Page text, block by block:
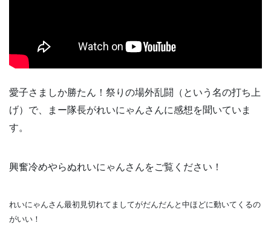
愛子さましか勝たん！祭りの場外乱闘（という名の打ち上
げ）で、まー隊長がれいにゃんさんに感想を聞いていま
す。
興奮冷めやらぬれいにゃんさんをご覧ください！
れいにゃんさん最初見切れてましてがだんだんと中ほどに動いてくるの
がいい！